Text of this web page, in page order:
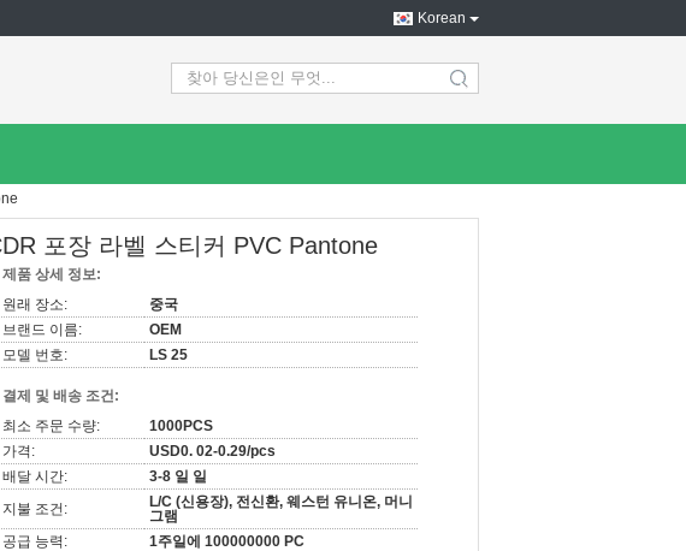
Korean
search
포장 라벨 스티커 PVC Pantone
제품 상세 정보:
원래 장소:
중국
브랜드 이름:
OEM
모델 번호:
LS 25
결제 및 배송 조건:
최소 주문 수량:
1000PCS
가격:
USD0. 02-0.29/pcs
배달 시간:
3-8 일 일
지불 조건:
L/C (신용장), 전신환, 웨스턴 유니온, 머니
그램
공급 능력:
1주일에 100000000 PC